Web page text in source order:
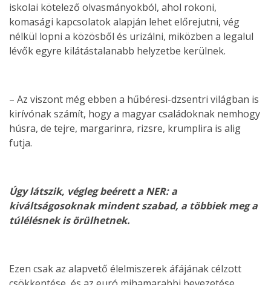
iskolai kötelező olvasmányokból, ahol rokoni,
komasági kapcsolatok alapján lehet előrejutni, vég
nélkül lopni a közösből és urizálni, miközben a legalul
lévők egyre kilátástalanabb helyzetbe kerülnek.
– Az viszont még ebben a hűbéresi-dzsentri világban is
kirívónak számít, hogy a magyar családoknak nemhogy
húsra, de tejre, margarinra, rizsre, krumplira is alig
futja.
Úgy látszik, végleg beérett a NER: a
kiváltságosoknak mindent szabad, a többiek meg a
túlélésnek is örülhetnek.
Ezen csak az alapvető élelmiszerek áfájának célzott